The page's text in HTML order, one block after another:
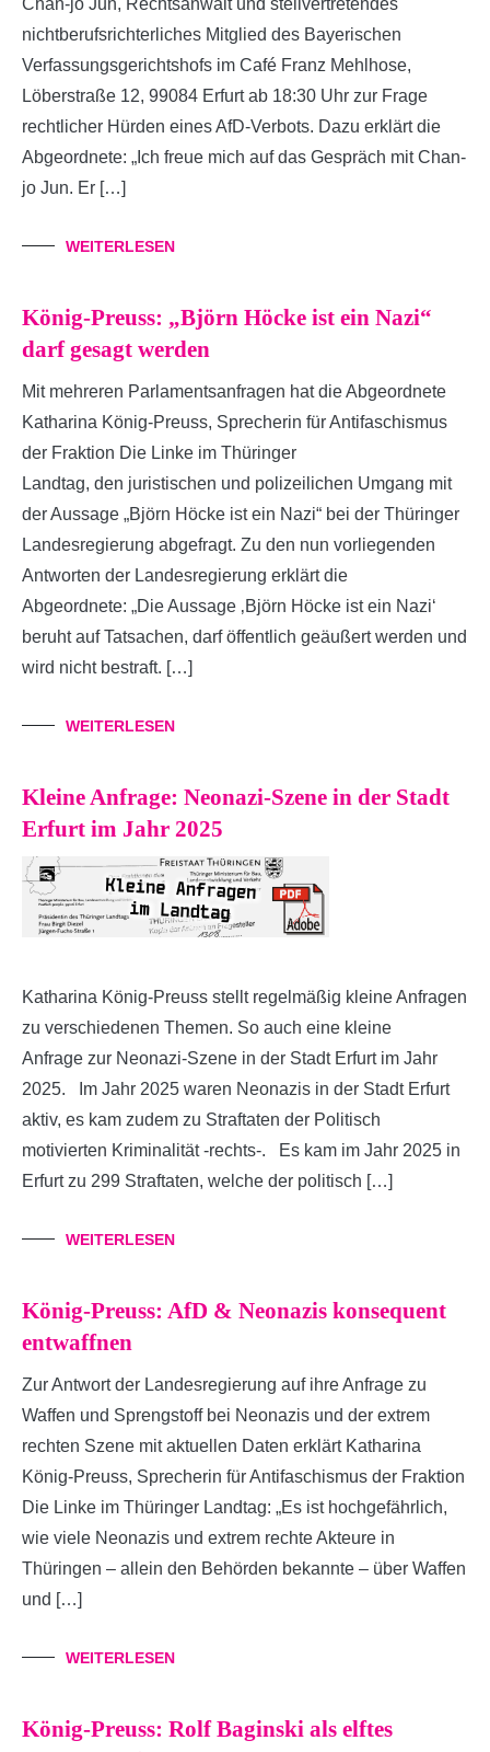
nichtberufsrichterliches Mitglied des Bayerischen
Verfassungsgerichtshofs im Café Franz Mehlhose,
Löberstraße 12, 99084 Erfurt ab 18:30 Uhr zur Frage
rechtlicher Hürden eines AfD-Verbots. Dazu erklärt die
Abgeordnete: „Ich freue mich auf das Gespräch mit Chan-
jo Jun. Er […]
WEITERLESEN
König-Preuss: „Björn Höcke ist ein Nazi“
darf gesagt werden
Mit mehreren Parlamentsanfragen hat die Abgeordnete
Katharina König-Preuss, Sprecherin für Antifaschismus
der Fraktion Die Linke im Thüringer
Landtag, den juristischen und polizeilichen Umgang mit
der Aussage „Björn Höcke ist ein Nazi“ bei der Thüringer
Landesregierung abgefragt. Zu den nun vorliegenden
Antworten der Landesregierung erklärt die
Abgeordnete: „Die Aussage ‚Björn Höcke ist ein Nazi‘
beruht auf Tatsachen, darf öffentlich geäußert werden und
wird nicht bestraft. […]
WEITERLESEN
Kleine Anfrage: Neonazi-Szene in der Stadt
Erfurt im Jahr 2025
Katharina König-Preuss stellt regelmäßig kleine Anfragen
zu verschiedenen Themen. So auch eine kleine
Anfrage zur Neonazi-Szene in der Stadt Erfurt im Jahr
2025. Im Jahr 2025 waren Neonazis in der Stadt Erfurt
aktiv, es kam zudem zu Straftaten der Politisch
motivierten Kriminalität -rechts-. Es kam im Jahr 2025 in
Erfurt zu 299 Straftaten, welche der politisch […]
WEITERLESEN
König-Preuss: AfD & Neonazis konsequent
entwaffnen
Zur Antwort der Landesregierung auf ihre Anfrage zu
Waffen und Sprengstoff bei Neonazis und der extrem
rechten Szene mit aktuellen Daten erklärt Katharina
König-Preuss, Sprecherin für Antifaschismus der Fraktion
Die Linke im Thüringer Landtag: „Es ist hochgefährlich,
wie viele Neonazis und extrem rechte Akteure in
Thüringen – allein den Behörden bekannte – über Waffen
und […]
WEITERLESEN
König-Preuss: Rolf Baginski als elftes